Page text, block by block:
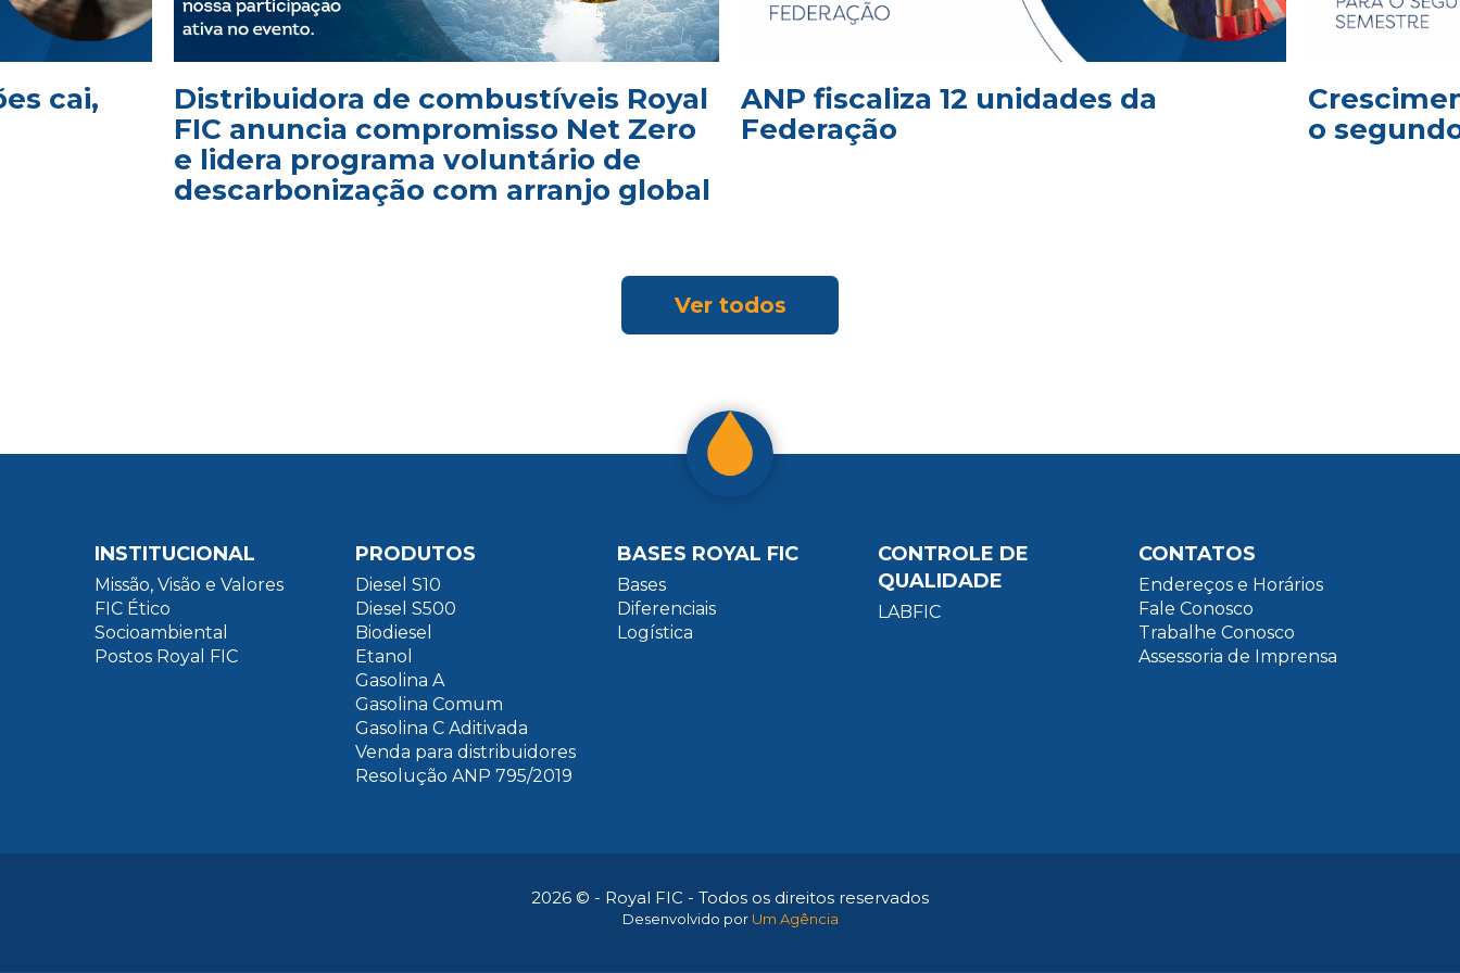
cai,
Distribuidora de combustíveis Royal
FIC anuncia compromisso Net Zero
e lidera programa voluntário de
descarbonização com arranjo global
ANP fiscaliza 12 unidades da
Federação
o
Ver todos
INSTITUCIONAL
Missão, Visão e Valores
FIC Ético
Socioambiental
Postos Royal FIC
PRODUTOS
Diesel S10
Diesel S500
Biodiesel
Etanol
Gasolina A
Gasolina Comum
Gasolina C Aditivada
Venda para distribuidores
Resolução ANP 795/2019
BASES ROYAL FIC
Bases
Diferenciais
Logística
CONTROLE DE
QUALIDADE
LABFIC
CONTATOS
Endereços e Horários
Fale Conosco
Trabalhe Conosco
Assessoria de Imprensa
2026 © - Royal FIC - Todos os direitos reservados
Desenvolvido por Um Agência